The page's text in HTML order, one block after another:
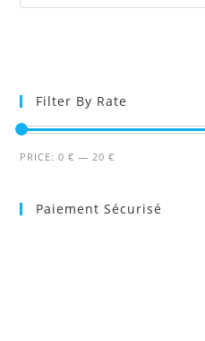
Filter By Rate
Min
Max
PRICE:0 € —20 €
Paiement Sécurisé